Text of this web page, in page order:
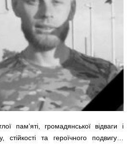
пам’яті, громадянської відваги і
стійкості та героїчного подвигу…